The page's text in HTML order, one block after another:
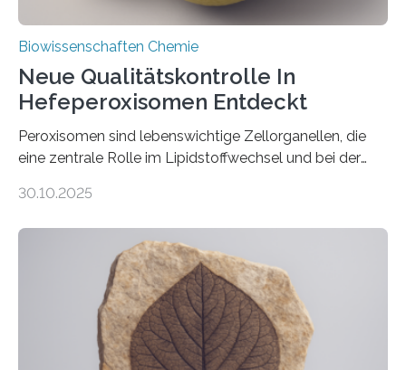
Biowissenschaften Chemie
Neue Qualitätskontrolle In
Hefeperoxisomen Entdeckt
Peroxisomen sind lebenswichtige Zellorganellen, die
eine zentrale Rolle im Lipidstoffwechsel und bei der
erfüllen können, müssen zahlreiche Enzyme präzise in
der Ruhr-Universität Bochum um Prof. Dr. Ralf Erdmann
und Dr. Ismaila Francis Yusuf hat nun einen bislang
unbekannten Qualitätskontrollmechanismus des
peroxisomalen Proteintransports in der Bäckerhefe
Saccharomyces cerevisiae entdeckt, der für die
Funktionsfähigkeit der Organellen entscheidend ist. Die
30.10.2025